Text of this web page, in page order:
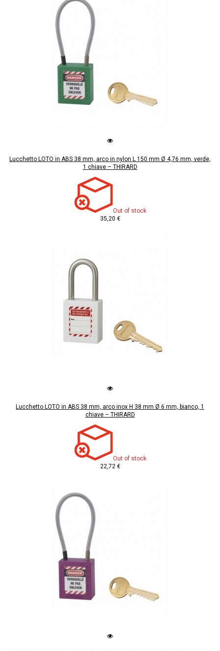
Lucchetto LOTO in ABS 38 mm, arco in nylon L 150 mm Ø 4,76 mm, verde,
1 chiave – THIRARD
Out of stock
35,20 €
Lucchetto LOTO in ABS 38 mm, arco inox H 38 mm Ø 6 mm, bianco, 1
chiave – THIRARD
Out of stock
22,72 €